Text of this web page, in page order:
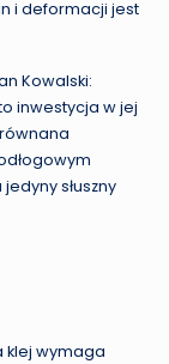
i deformacji jest
Kowalski:
inwestycja w jej
słuszny
klej wymaga